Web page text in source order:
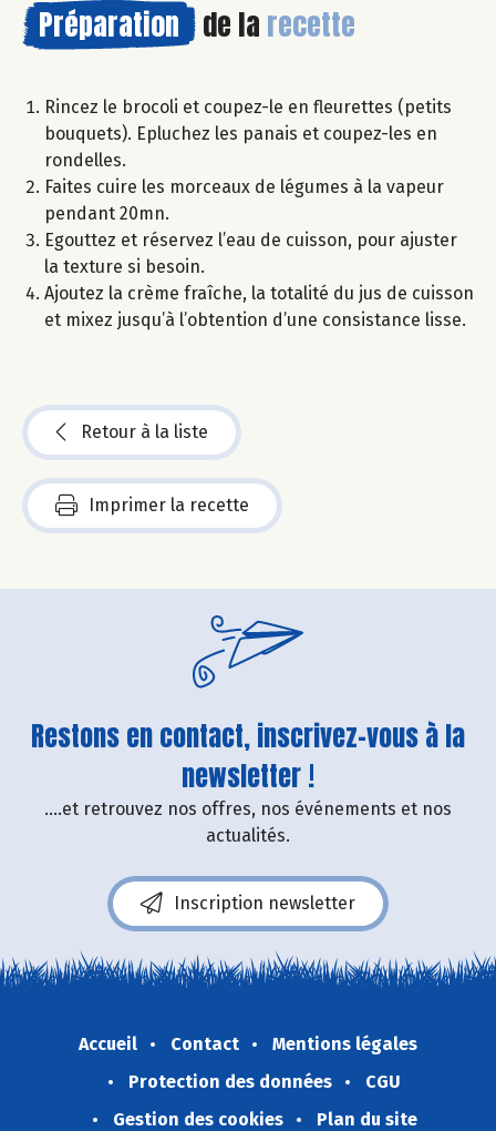
Préparation de la recette
Rincez le brocoli et coupez-le en fleurettes (petits
bouquets). Epluchez les panais et coupez-les en
rondelles.
Faites cuire les morceaux de légumes à la vapeur
pendant 20mn.
Egouttez et réservez l’eau de cuisson, pour ajuster
la texture si besoin.
Ajoutez la crème fraîche, la totalité du jus de cuisson
et mixez jusqu’à l’obtention d’une consistance lisse.
Retour à la liste
Imprimer la recette
Restons en contact, inscrivez-vous à la
newsletter !
....et retrouvez nos offres, nos événements et nos
actualités.
Inscription newsletter
Accueil Contact
Mentions légales
Protection des données
CGU
Gestion des cookies
Plan du site